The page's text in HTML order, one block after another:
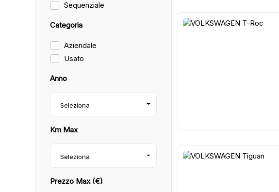
Sequenziale
Categoria
Aziendale
Usato
Anno
Seleziona
Km Max
Seleziona
Prezzo Max (€)